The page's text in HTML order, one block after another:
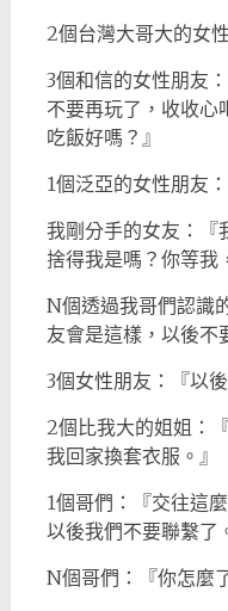
2個台灣大哥大的女
3個和信的女性朋友
不要再玩了，收收心
吃飯好嗎？』
1個泛亞的女性朋友
我剛分手的女友：『
捨得我是嗎？你等我
N個透過我哥們認識
友會是這樣，以後不
3個女性朋友：『以
2個比我大的姐姐：
我回家換套衣服。』
1個哥們：『交往這
以後我們不要聯繫了
N個哥們：『你怎麼